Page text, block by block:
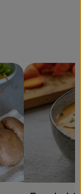
Rezept zu